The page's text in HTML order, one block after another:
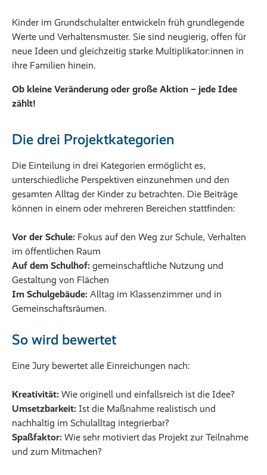
Kinder im Grundschulalter entwickeln früh grundlegende
Werte und Verhaltensmuster. Sie sind neugierig, offen für
neue Ideen und gleichzeitig starke Multiplikator:innen in
ihre Familien hinein.
Ob kleine Veränderung oder große Aktion – jede Idee
zählt!
Die drei Projektkategorien
Die Einteilung in drei Kategorien ermöglicht es,
unterschiedliche Perspektiven einzunehmen und den
gesamten Alltag der Kinder zu betrachten. Die Beiträge
können in einem oder mehreren Bereichen stattfinden:
Vor der Schule: Fokus auf den Weg zur Schule, Verhalten
im öffentlichen Raum
Auf dem Schulhof: gemeinschaftliche Nutzung und
Gestaltung von Flächen
Im Schulgebäude: Alltag im Klassenzimmer und in
Gemeinschaftsräumen.
So wird bewertet
Eine Jury bewertet alle Einreichungen nach:
Kreativität: Wie originell und einfallsreich ist die Idee?
Umsetzbarkeit: Ist die Maßnahme realistisch und
nachhaltig im Schulalltag integrierbar?
Spaßfaktor: Wie sehr motiviert das Projekt zur Teilnahme
und zum Mitmachen?